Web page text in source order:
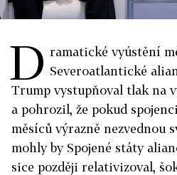
D ramatické vyústění
Severoatlantické
Trump vystupňoval tlak na
a pohrozil, že pokud
měsíců výrazně nezvednou
mohly by Spojené státy
sice později relativizoval,